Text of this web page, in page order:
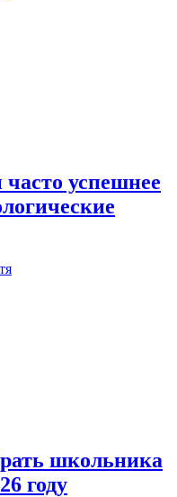
успешнее
школьника
году